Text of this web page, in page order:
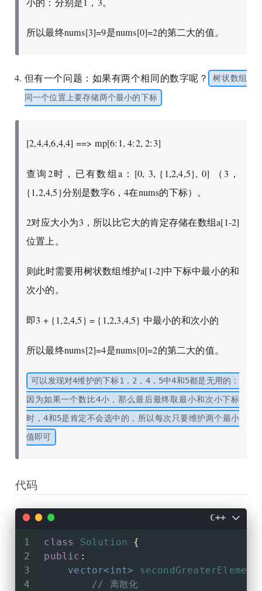
所以最终nums[3]=9是nums[0]=2的第二大的值。
但有一个问题：如果有两个相同的数字呢？ 树状数组
同一个位置上要存储两个最小的下标
[2,4,4,6,4,4] ==> mp[6:1, 4:2, 2:3]
查询2时，已有数组a：[0, 3, {1,2,4,5}, 0] （3，
{1,2,4,5}分别是数字6，4在nums的下标）。
2对应大小为3，所以比它大的肯定存储在数组a[1-2]
位置上。
则此时需要用树状数组维护a[1-2]中下标中最小的和
次小的。
即3 + {1,2,4,5} = {1,2,3,4,5} 中最小的和次小的
所以最终nums[2]=4是nums[0]=2的第二大的值。
可以发现对4维护的下标1，2，4，5中4和5都是无用的：
因为如果一个数比4小，那么最后最终取最小和次小下标
时，4和5是肯定不会选中的，所以每次只要维护两个最小
值即可
代码
C++
1
2
3
4
class Solution
{
public :
vector<int> secondGreaterElement
// 离散化